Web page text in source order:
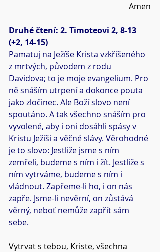
Amen
Druhé čtení: 2. Timoteovi 2, 8-13
(+2, 14-15)
Pamatuj na Ježíše Krista vzkříšeného
z mrtvých, původem z rodu
Davidova; to je moje evangelium. Pro
ně snáším utrpení a dokonce pouta
jako zločinec. Ale Boží slovo není
spoutáno. A tak všechno snáším pro
vyvolené, aby i oni dosáhli spásy v
Kristu Ježíši a věčné slávy. Věrohodné
je to slovo: Jestliže jsme s ním
zemřeli, budeme s ním i žít. Jestliže s
ním vytrváme, budeme s ním i
vládnout. Zapřeme-li ho, i on nás
zapře. Jsme-li nevěrní, on zůstává
věrný, neboť nemůže zapřít sám
sebe.
Vytrvat s tebou, Kriste, všechna